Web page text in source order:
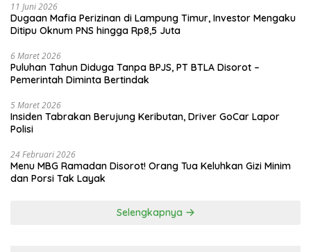
11 Juni 2026
Dugaan Mafia Perizinan di Lampung Timur, Investor Mengaku
Ditipu Oknum PNS hingga Rp8,5 Juta
6 Maret 2026
Puluhan Tahun Diduga Tanpa BPJS, PT BTLA Disorot –
Pemerintah Diminta Bertindak
5 Maret 2026
Insiden Tabrakan Berujung Keributan, Driver GoCar Lapor
Polisi
24 Februari 2026
Menu MBG Ramadan Disorot! Orang Tua Keluhkan Gizi Minim
dan Porsi Tak Layak
Selengkapnya